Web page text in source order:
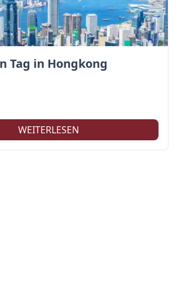
Tag in Hongkong
WEITERLESEN